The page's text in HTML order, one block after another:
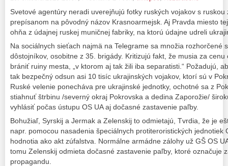
Svetové agentúry neradi uverejňujú fotky ruských vojakov s ruskou
prepísanom na pôvodný názov Krasnoarmejsk. Aj Pravda miesto
ohňa z údajnej ruskej muničnej fabriky, na ktorú údajne udreli
Na sociálnych sieťach najmä na Telegrame sa množia rozhorčené
dôstojníkov, osobitne z 35. brigády. Kritizujú fakt, že musia za
brániť ruiny mesta, „v ktorom aj tak žili iba separatisti.“ Požadujú,
tak bezpečný odsun asi 10 tisíc ukrajinských vojakov, ktorí sú v
Ruské velenie ponecháva pre ukrajinské jednotky, ochotné sa z
stiahnuť štrbinu /severný okraj Pokrovska a dedina Zaporožie/
vyhlásiť počas ústupu OS UA aj dočasné zastavenie paľby.
Bohužiaľ, Syrskij a Jermak a Zelenskij to odmietajú, Tvrdia, že je
napr. pomocou nasadenia špeciálnych protiteroristických jednotiek
hodnotia ako akt zúfalstva. Normálne armádne zálohy už GŠ OS
tomu Zelenskij odmieta dočasné zastavenie paľby, ktoré označuje
propagandu.